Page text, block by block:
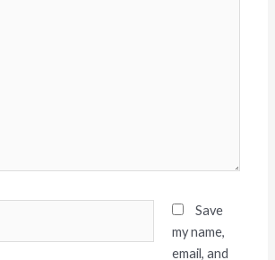
Save
my name,
email, and